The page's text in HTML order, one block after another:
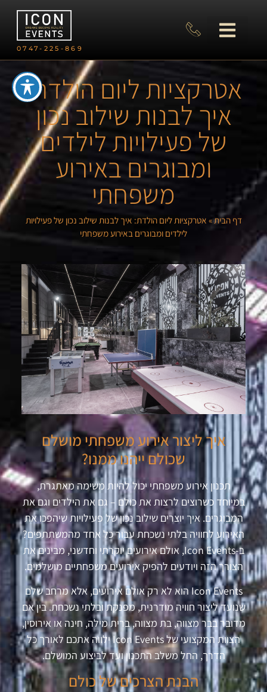
0747-225-869
אטרקציות ליום הולדת:
איך לבנות שילוב נכון
של פעילויות לילדים
ומבוגרים באירוע
משפחתי
דף הבית» אטרקציות ליום הולדת: איך לבנות שילוב נכון של פעילויות
לילדים ומבוגרים באירוע משפחתי
איך ליצור אירוע משפחתי מושלם
שכולם ייהנו ממנו?
תכנון אירוע משפחתי יכול להיות משימה מאתגרת,
במיוחד כשרוצים לרצות את כולם – גם את הילדים וגם את
המבוגרים. איך יוצרים שילוב נכון של פעילויות שיהפכו את
האירוע לחוויה בלתי נשכחת עבור כל אחד מהמשתתפים?
ב-Icon Events, אולם אירועים יוקרתי וחדשני, מבינים את
הצורך הזה ויודעים להפיק אירועים משפחתיים מושלמים.
Icon Events הוא לא רק אולם אירועים, אלא מרחב שלם
שנועד ליצור חוויה מודרנית, מפנקת ובלתי נשכחת. בין אם
מדובר בבר מצווה, בת מצווה, ברית מילה, חינה או אירוסין,
הצוות המקצועי של Icon Events ילווה אתכם לאורך כל
הדרך, החל משלב התכנון ועד לביצוע המושלם.
הבנת הצרכים של כולם